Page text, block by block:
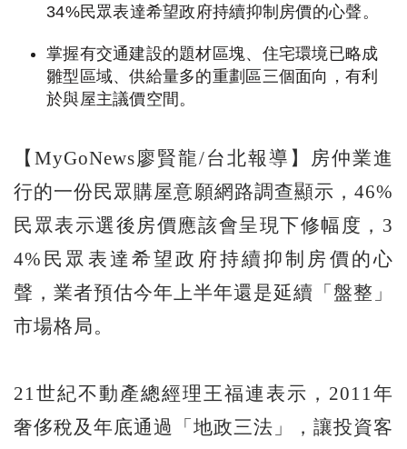
34%民眾表達希望政府持續抑制房價的心聲。
掌握有交通建設的題材區塊、住宅環境已略成
雛型區域、供給量多的重劃區三個面向，有利
於與屋主議價空間。
【MyGoNews廖賢龍/台北報導】房仲業進
行的一份民眾購屋意願網路調查顯示，46%
民眾表示選後房價應該會呈現下修幅度，3
4%民眾表達希望政府持續抑制房價的心
聲，業者預估今年上半年還是延續「盤整」
市場格局。
21世紀不動產總經理王福連表示，2011年
奢侈稅及年底通過「地政三法」，讓投資客